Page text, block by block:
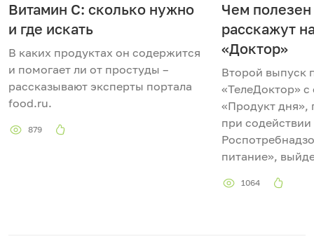
Витамин С: сколько нужно
и где искать
В каких продуктах он содержится
и помогает ли от простуды –
рассказывают эксперты портала
food.ru.
879
Чем
расскажут
«Доктор»
Второй выпуск
«ТелеДоктор»
«Продукт дня»,
при содействии
питание»,
1064